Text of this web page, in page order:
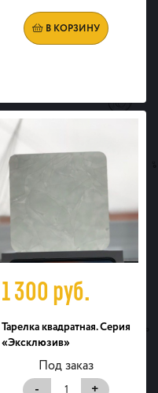
В КОРЗИНУ
1 300руб.
Тарелка квадратная. Серия
«Эксклюзив»
Под заказ